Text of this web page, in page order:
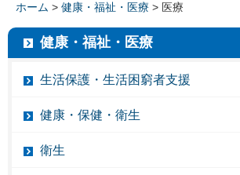
ホーム > 健康・福祉・医療 > 医療
健康・福祉・医療
生活保護・生活困窮者支援
健康・保健・衛生
衛生